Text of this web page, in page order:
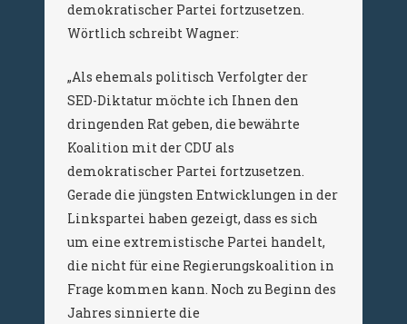
demokratischer Partei fortzusetzen.
Wörtlich schreibt Wagner:
„Als ehemals politisch Verfolgter der
SED-Diktatur möchte ich Ihnen den
dringenden Rat geben, die bewährte
Koalition mit der CDU als
demokratischer Partei fortzusetzen.
Gerade die jüngsten Entwicklungen in der
Linkspartei haben gezeigt, dass es sich
um eine extremistische Partei handelt,
die nicht für eine Regierungskoalition in
Frage kommen kann. Noch zu Beginn des
Jahres sinnierte die